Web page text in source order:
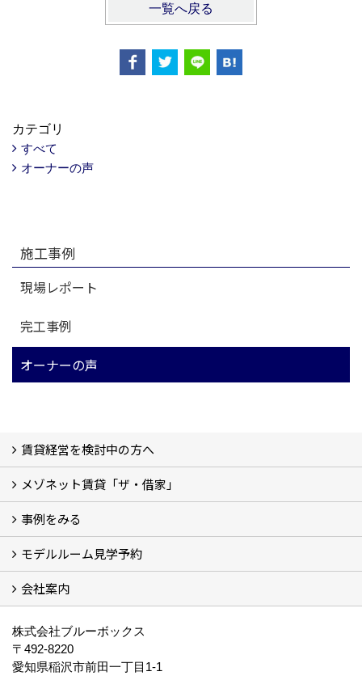
一覧へ戻る
カテゴリ
すべて
オーナーの声
施工事例
現場レポート
完工事例
オーナーの声
賃貸経営を検討中の方へ
私たちの考え方
賃貸経営の成功学
様々な無料サービス
相続税とは
よくあるご質問
メゾネット賃貸「ザ・借家」
ザ・借家について詳しく知る (2)
事例をみる
建設中の現場レポート
完成した建物を見てみる
オーナーの声
モデルルーム見学予約
モデルルーム見学予約
会社案内
BLUE BOXについて
株式会社ブルーボックス
〒492-8220
愛知県稲沢市前田一丁目1-1